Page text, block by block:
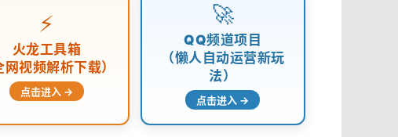
⚡
火龙工具箱
网视频解析下载）
点击进入 →
🚀
QQ频道项目
（懒人自动运营新玩
法）
点击进入 →